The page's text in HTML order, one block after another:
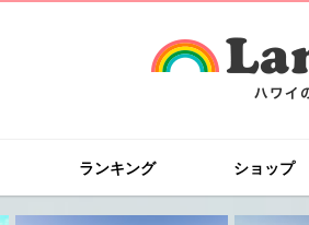
ランキング ショップ